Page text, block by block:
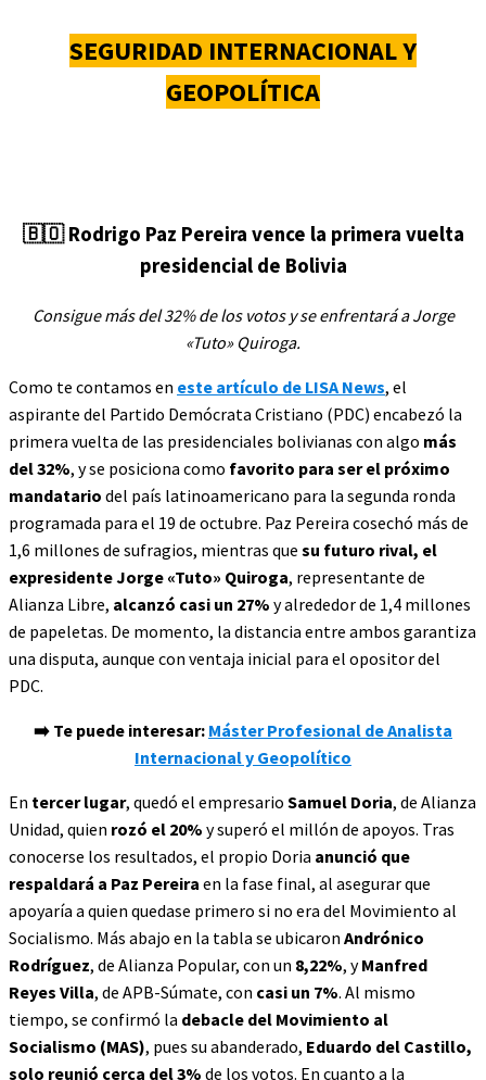
SEGURIDAD INTERNACIONAL Y
GEOPOLÍTICA
🇧🇴Rodrigo Paz Pereira vence la primera vuelta
presidencial de Bolivia
Consigue más del 32% de los votos y se enfrentará a Jorge
«Tuto» Quiroga.
Como te contamos en este artículo de LISA News, el
aspirante del Partido Demócrata Cristiano (PDC) encabezó la
primera vuelta de las presidenciales bolivianas con algo más
del 32%, y se posiciona como favorito para ser el próximo
mandatario del país latinoamericano para la segunda ronda
programada para el 19 de octubre. Paz Pereira cosechó más de
1,6 millones de sufragios, mientras que su futuro rival, el
expresidente Jorge «Tuto» Quiroga, representante de
Alianza Libre, alcanzó casi un 27% y alrededor de 1,4 millones
de papeletas. De momento, la distancia entre ambos garantiza
una disputa, aunque con ventaja inicial para el opositor del
PDC.
➡️ Te puede interesar: Máster Profesional de Analista
Internacional y Geopolítico
En tercer lugar, quedó el empresario Samuel Doria, de Alianza
Unidad, quien rozó el 20% y superó el millón de apoyos. Tras
conocerse los resultados, el propio Doria anunció que
respaldará a Paz Pereira en la fase final, al asegurar que
apoyaría a quien quedase primero si no era del Movimiento al
Socialismo. Más abajo en la tabla se ubicaron Andrónico
Rodríguez, de Alianza Popular, con un 8,22%, yManfred
Reyes Villa, de APB-Súmate, con casi un 7%. Al mismo
tiempo, se confirmó la debacle del Movimiento al
Socialismo (MAS), pues su abanderado, Eduardo del Castillo,
solo reunió cerca del 3% de los votos. En cuanto a la